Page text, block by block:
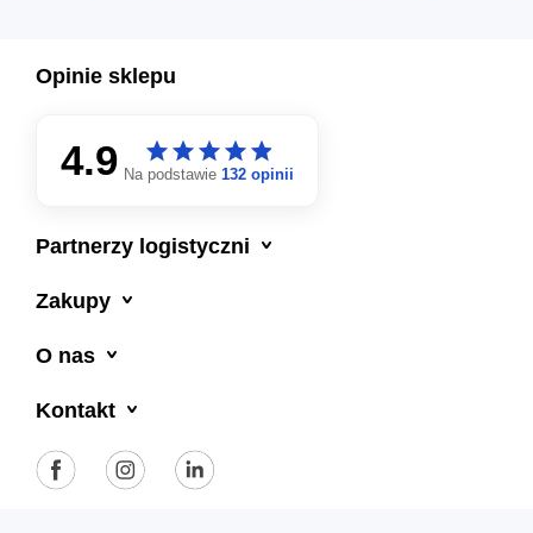
Opinie sklepu
4.9 starstarstarstarstar
starstarstarstarstar
Na podstawie 132 opinii
Partnerzy logistyczni
Zakupy
O nas
Kontakt